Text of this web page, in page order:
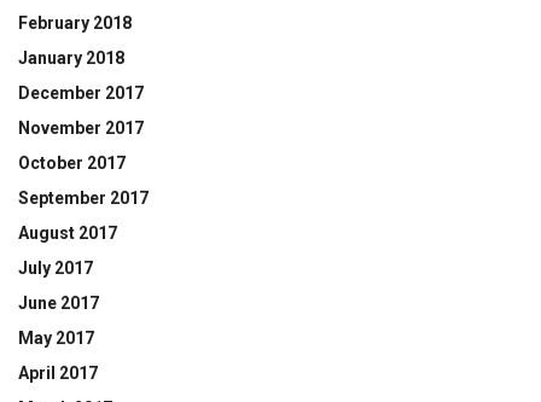
February 2018
January 2018
December 2017
November 2017
October 2017
September 2017
August 2017
July 2017
June 2017
May 2017
April 2017